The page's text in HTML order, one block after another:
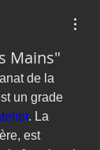
Mains"
un grade
. La
est